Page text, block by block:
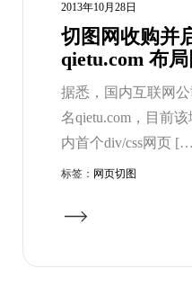
2013年10月28日
切图网收购并
qietu.com 布
据悉，国内互联网
名qietu.com，目前
内首个div/css网页
标签： 网页切图